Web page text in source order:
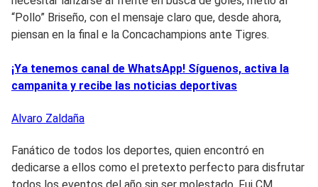
“Pollo” Briseño, con el mensaje claro que, desde ahora,
piensan en la final e la Concachampions ante Tigres.
¡Ya tenemos canal de WhatsApp! Síguenos, activa la
campanita y recibe las noticias deportivas
Alvaro Zaldaña
Fanático de todos los deportes, quien encontró en
dedicarse a ellos como el pretexto perfecto para disfrutar